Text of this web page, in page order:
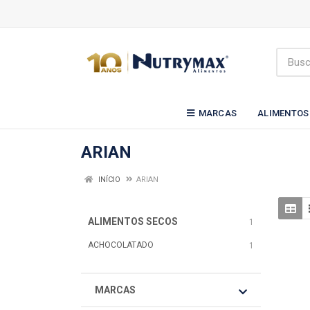
MARCAS
ARIAN
INÍCIO ARIAN
ALIMENTOS SECOS 1
ACHOCOLATADO 1
MARCAS